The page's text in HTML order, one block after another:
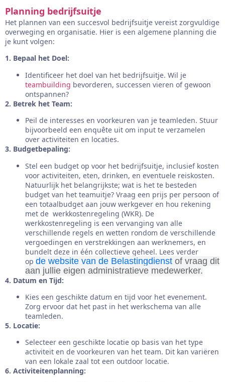
Planning bedrijfsuitje
Het plannen van een succesvol bedrijfsuitje vereist zorgvuldige
overweging en organisatie. Hier is een algemene planning die
je kunt volgen:
1. Bepaal het Doel:
Identificeer het doel van het bedrijfsuitje. Wil je
teambuilding bevorderen, successen vieren of gewoon
ontspannen?
2. Betrek het Team:
Peil de interesses en voorkeuren van je teamleden. Stuur
bijvoorbeeld een enquête uit om input te verzamelen
over activiteiten en locaties.
3. Budgetbepaling:
Stel een budget op voor het bedrijfsuitje, inclusief kosten
voor activiteiten, eten, drinken, en eventuele reiskosten.
Natuurlijk het belangrijkste; wat is het te besteden
budget van het teamuitje? Vraag een prijs per persoon of
een totaalbudget aan jouw werkgever en hou rekening
met de werkkostenregeling (WKR). De
werkkostenregeling is een vervanging van alle
verschillende regels en wetten rondom de verschillende
vergoedingen en verstrekkingen aan werknemers, en
bundelt deze in één collectieve geheel. Lees verder
op de website van de Belastingdienst of vraag dit
aan jullie eigen administratieve medewerker.
4. Datum en Tijd:
Kies een geschikte datum en tijd voor het evenement.
Zorg ervoor dat het past in het werkschema van alle
teamleden.
5. Locatie:
Selecteer een geschikte locatie op basis van het type
activiteit en de voorkeuren van het team. Dit kan variëren
van een lokale zaal tot een outdoor locatie.
6. Activiteitenplanning: